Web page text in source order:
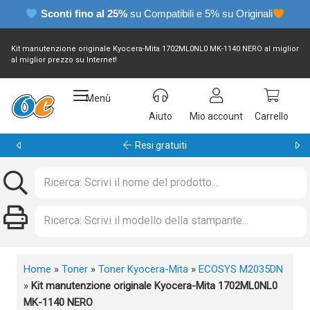
Sconti fino al 25% su Compatibili e 5% su Originali
Kit manutenzione originale Kyocera-Mita 1702ML0NL0 MK-1140 NERO al miglior
al miglior prezzo su Internet!
Menù
Aiuto
Mio account Carrello
Garanzia 24 mesi
Home » Toner » Toner Kyocera-Mita » ECOSYS M2035DN
» Kit manutenzione originale Kyocera-Mita 1702ML0NL0
MK-1140 NERO